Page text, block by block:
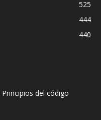
525
444
440
Principios del código